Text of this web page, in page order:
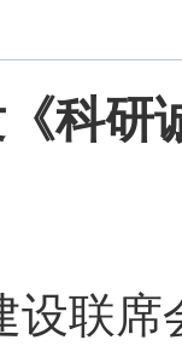
科研
设联席